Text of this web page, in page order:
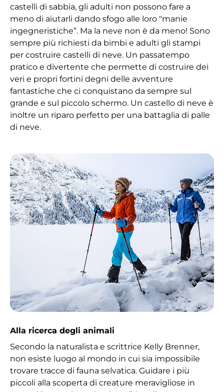
castelli di sabbia, gli adulti non possono fare a
meno di aiutarli dando sfogo alle loro "manie
ingegneristiche”. Ma la neve non è da meno! Sono
sempre più richiesti da bimbi e adulti gli stampi
per costruire castelli di neve. Un passatempo
pratico e divertente che permette di costruire dei
veri e propri fortini degni delle avventure
fantastiche che ci conquistano da sempre sul
grande e sul piccolo schermo. Un castello di neve è
inoltre un riparo perfetto per una battaglia di palle
di neve.
Alla ricerca degli animali
Secondo la naturalista e scrittrice Kelly Brenner,
non esiste luogo al mondo in cui sia impossibile
trovare tracce di fauna selvatica. Guidare i più
piccoli alla scoperta di creature meravigliose in